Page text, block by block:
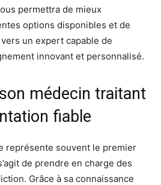
permettra de mieux
options disponibles et de
un expert capable de
innovant et personnalisé.
médecin traitant
fiable
représente souvent le premier
de prendre en charge des
Grâce à sa connaissance